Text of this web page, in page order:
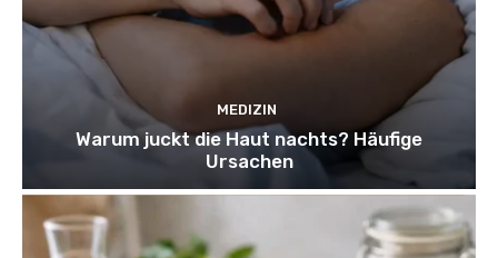
MEDIZIN
Warum juckt die Haut nachts? Häufige
Ursachen